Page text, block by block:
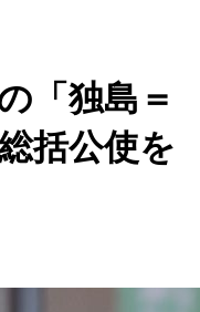
「独島＝
括公使を